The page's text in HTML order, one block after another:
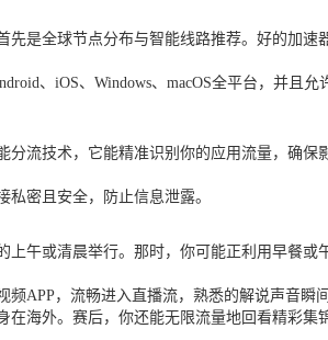
是全球节点分布与智能线路推荐。好的加速
、iOS、Windows、macOS全平台，并且
流技术，它能精准识别你的应用流量，确保
密且安全，防止信息泄露。
午或清晨举行。那时，你可能正利用早餐或
APP，流畅进入直播流，熟悉的解说声音瞬
海外。赛后，你还能无限流量地回看精彩集